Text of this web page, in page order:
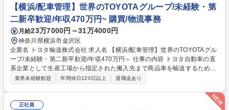
【横浜/配車管理】世界のTOYOTAグループ/未経験・第
二新卒歓迎/年収470万円~ 購買/物流事務
月給23万7000円～31万4000円
神奈川県横浜市金沢区
企業名 トヨタ輸送株式会社 求人名 【横浜/配車管理】世界のTOYOTAグル
ープ/未経験・第二新卒歓迎/年収470万円～ 仕事の内容 トヨタ自動車の直
系企業として生産工場から指定された搬入先まで商品車を輸送するための
オペレーションをお任せ。効率よく配送するために積む車種の組み合わせ
送指示、交通・運行状況の確認や納期管理、他拠点や他社の配車係との連
携などが主な業務内容になります。 【やりがい】配送の際、キャリアカー
業界未経験歓迎 年間休日120日以上 退職金あり
正社員